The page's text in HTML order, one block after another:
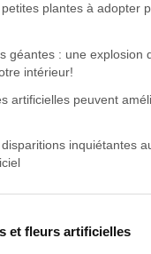
plantes à adopter
géantes : une explosion
intérieur!
artificielles peuvent
inquiétantes
et fleurs artificielles